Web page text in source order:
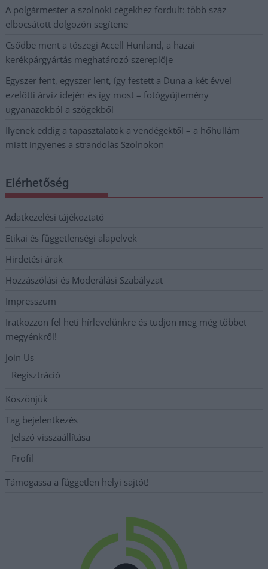
A polgármester a szolnoki cégekhez fordult: több száz
elbocsátott dolgozón segítene
Csődbe ment a tószegi Accell Hunland, a hazai
kerékpárgyártás meghatározó szereplője
Egyszer fent, egyszer lent, így festett a Duna a két évvel
ezelőtti árvíz idején és így most – fotógyűjtemény
ugyanazokból a szögekből
Ilyenek eddig a tapasztalatok a vendégektől – a hőhullám
miatt ingyenes a strandolás Szolnokon
Elérhetőség
Adatkezelési tájékoztató
Etikai és függetlenségi alapelvek
Hirdetési árak
Hozzászólási és Moderálási Szabályzat
Impresszum
Iratkozzon fel heti hírlevelünkre és tudjon meg még többet
megyénkről!
Join Us
Regisztráció
Köszönjük
Tag bejelentkezés
Jelszó visszaállítása
Profil
Támogassa a független helyi sajtót!